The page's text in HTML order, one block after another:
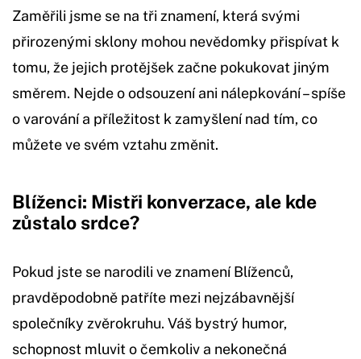
Zaměřili jsme se na tři znamení, která svými
přirozenými sklony mohou nevědomky přispívat k
tomu, že jejich protějšek začne pokukovat jiným
směrem. Nejde o odsouzení ani nálepkování – spíše
o varování a příležitost k zamyšlení nad tím, co
můžete ve svém vztahu změnit.
Blíženci: Mistři konverzace, ale kde
zůstalo srdce?
Pokud jste se narodili ve znamení Blíženců,
pravděpodobně patříte mezi nejzábavnější
společníky zvěrokruhu. Váš bystrý humor,
schopnost mluvit o čemkoliv a nekonečná